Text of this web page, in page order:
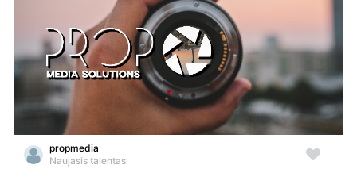
propmedia
Naujasis talentas